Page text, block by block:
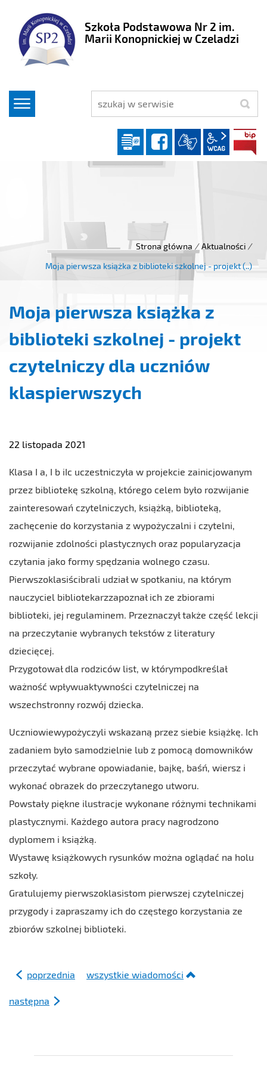
Szkoła Podstawowa Nr 2 im.
Marii Konopnickiej w Czeladzi
szukaj
Dziennik elektroniczny
facebook
wcag2.1
Strona główna / Aktualności /
Moja pierwsza książka z biblioteki szkolnej - projekt (..)
Moja pierwsza książka z
biblioteki szkolnej - projekt
czytelniczy dla uczniów
klaspierwszych
22 listopada 2021
Klasa I a, I b iIc uczestniczyła w projekcie zainicjowanym
przez bibliotekę szkolną, którego celem było rozwijanie
zainteresowań czytelniczych, książką, biblioteką,
zachęcenie do korzystania z wypożyczalni i czytelni,
rozwijanie zdolności plastycznych oraz popularyzacja
czytania jako formy spędzania wolnego czasu.
Pierwszoklasiścibrali udział w spotkaniu, na którym
nauczyciel bibliotekarzzapoznał ich ze zbiorami
biblioteki, jej regulaminem. Przeznaczył także część lekcji
na przeczytanie wybranych tekstów z literatury
dziecięcej.
Przygotował dla rodziców list, w którympodkreślał
ważność wpływuaktywności czytelniczej na
wszechstronny rozwój dziecka.
Uczniowiewypożyczyli wskazaną przez siebie książkę. Ich
zadaniem było samodzielnie lub z pomocą domowników
przeczytać wybrane opowiadanie, bajkę, baśń, wiersz i
wykonać obrazek do przeczytanego utworu.
Powstały piękne ilustracje wykonane różnymi technikami
plastycznymi. Każdego autora pracy nagrodzono
dyplomem i książką.
Wystawę książkowych rysunków można oglądać na holu
szkoły.
Gratulujemy pierwszoklasistom pierwszej czytelniczej
przygody i zapraszamy ich do częstego korzystania ze
zbiorów szkolnej biblioteki.
poprzednia wszystkie wiadomości
następna